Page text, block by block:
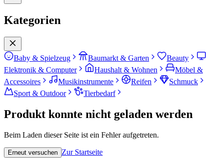
Kategorien
Baby & Spielzeug Baumarkt & Garten
Beauty
Elektronik & Computer
Haushalt & Wohnen
Möbel &
Accessoires
Musikinstrumente Reifen
Schmuck
Sport & Outdoor
Tierbedarf
Produkt konnte nicht geladen werden
Beim Laden dieser Seite ist ein Fehler aufgetreten.
Erneut versuchen Zur Startseite